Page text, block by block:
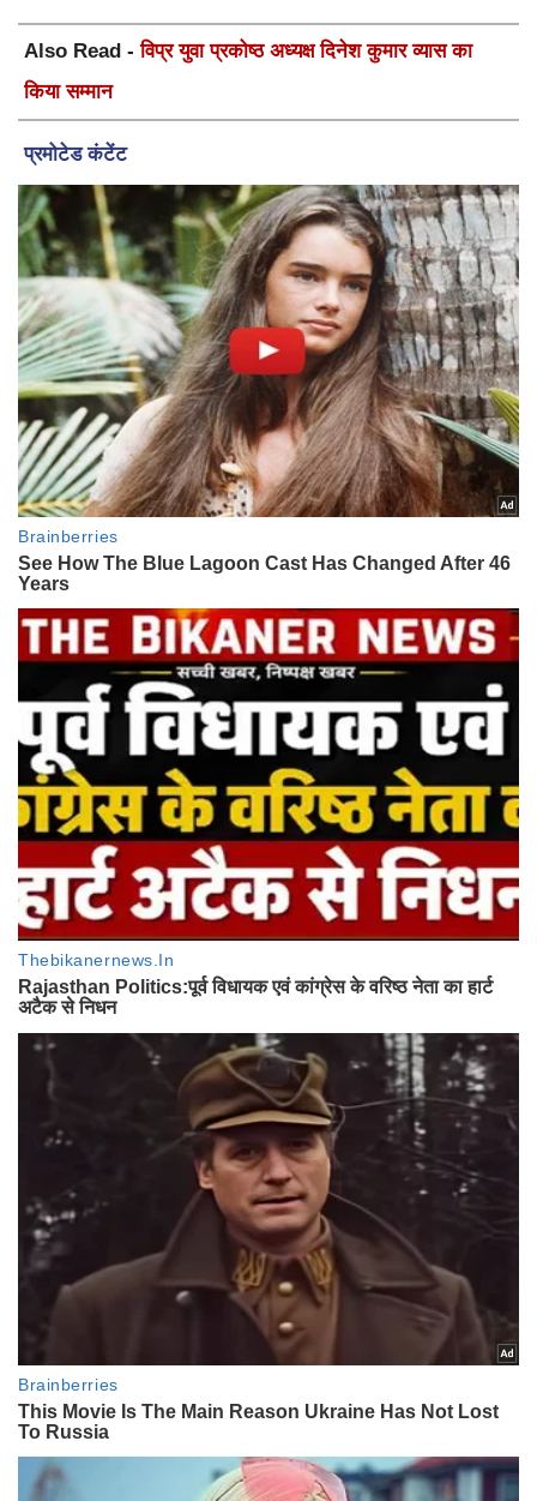
Also Read -विप्र युवा प्रकोष्ठ अध्यक्ष दिनेश कुमार व्यास का
किया सम्मान